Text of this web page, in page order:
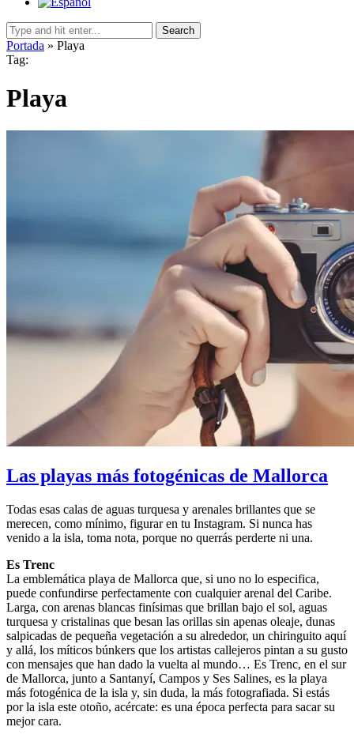
Search
Portada » Playa
Tag:
Playa
Las playas más fotogénicas de Mallorca
Todas esas calas de aguas turquesa y arenales brillantes que se
merecen, como mínimo, figurar en tu Instagram. Si nunca has
venido a la isla, toma nota, porque no querrás perderte ni una.
Es Trenc
La emblemática playa de Mallorca que, si uno no lo especifica,
puede confundirse perfectamente con cualquier arenal del Caribe.
Larga, con arenas blancas finísimas que brillan bajo el sol, aguas
turquesa y cristalinas que besan las orillas sin apenas oleaje, dunas
salpicadas de pequeña vegetación a su alrededor, un chiringuito aquí
y allá, los míticos búnkers que los artistas callejeros pintan a su gusto
con mensajes que han dado la vuelta al mundo… Es Trenc, en el sur
de Mallorca, junto a Santanyí, Campos y Ses Salines, es la playa
más fotogénica de la isla y, sin duda, la más fotografiada. Si estás
por la isla este otoño, acércate: es una época perfecta para sacar su
mejor cara.